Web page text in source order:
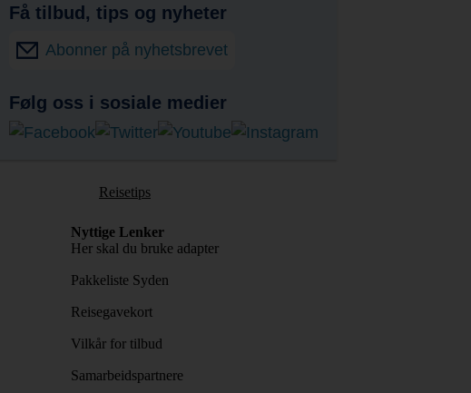
Få tilbud, tips og nyheter
Abonner på nyhetsbrevet
Følg oss i sosiale medier
Reisetips
Nyttige Lenker
Her skal du bruke adapter
Pakkeliste Syden
Reisegavekort
Vilkår for tilbud
Samarbeidspartnere